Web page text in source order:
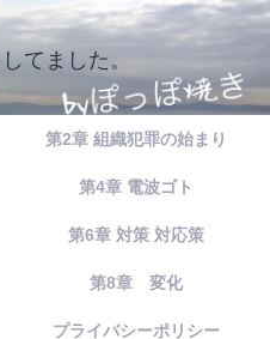
てました。
第2章 組織犯罪の始まり
第4章 電波ゴト
第6章 対策 対応策
第8章 変化
プライバシーポリシー